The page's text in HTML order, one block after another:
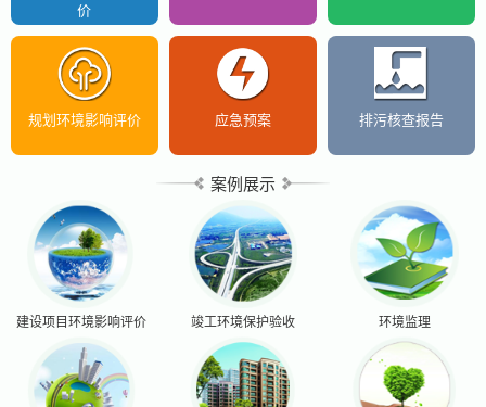
价
规划环境影响评价 应急预案 排污核查报告
案例展示
建设项目环境影响评价 竣工环境保护验收 环境监理